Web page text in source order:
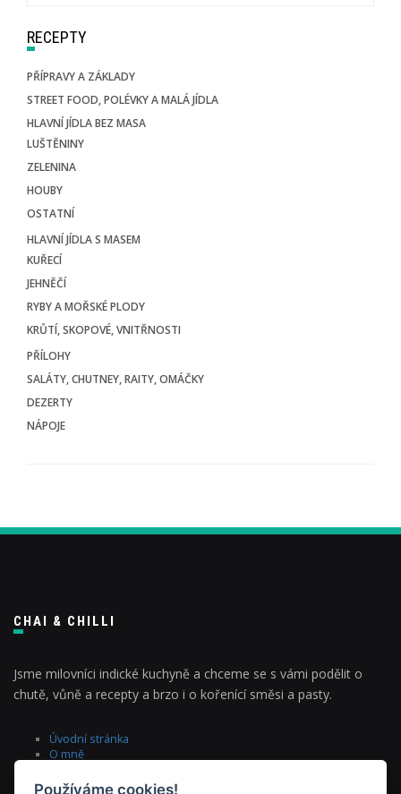
RECEPTY
PŘÍPRAVY A ZÁKLADY
STREET FOOD, POLÉVKY A MALÁ JÍDLA
HLAVNÍ JÍDLA BEZ MASA
LUŠTĚNINY
ZELENINA
HOUBY
OSTATNÍ
HLAVNÍ JÍDLA S MASEM
KUŘECÍ
JEHNĚČÍ
RYBY A MOŘSKÉ PLODY
KRŮTÍ, SKOPOVÉ, VNITŘNOSTI
PŘÍLOHY
SALÁTY, CHUTNEY, RAITY, OMÁČKY
DEZERTY
NÁPOJE
CHAI & CHILLI
Jsme milovníci indické kuchyně a chceme se s vámi podělit o
chutě, vůně a recepty a brzo i o kořenící směsi a pasty.
Úvodní stránka
O mně
recepty
Používáme cookies!